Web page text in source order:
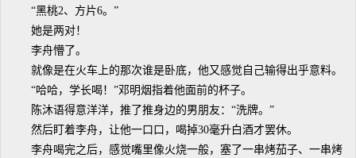
“黑桃2、方片6。”
她是两对！
李舟懵了。
就像是在火车上的那次谁是卧底，他又感觉自己输得出乎意料。
“哈哈，学长喝！”邓明烟指着他面前的杯子。
陈沐语得意洋洋，推了推身边的男朋友：“洗牌。”
然后盯着李舟，让他一口口，喝掉30毫升白酒才罢休。
李舟喝完之后，感觉嘴里像火烧一般，塞了一串烤茄子、一串烤